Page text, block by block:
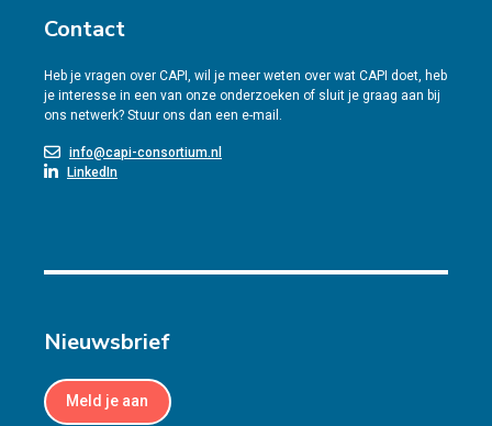
Contact
Heb je vragen over CAPI, wil je meer weten over wat CAPI doet, heb
je interesse in een van onze onderzoeken of sluit je graag aan bij
ons netwerk? Stuur ons dan een e-mail.
info@capi-consortium.nl
LinkedIn
Nieuwsbrief
Meld je aan